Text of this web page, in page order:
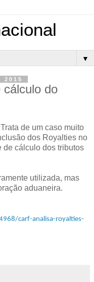
▼
cálculo do
de um caso muito
dos Royalties no
de cálculo dos tributos
utilizada, mas
aduaneira.
carf-analisa-royalties-